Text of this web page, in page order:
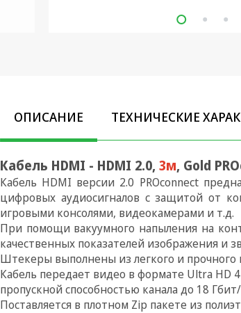
Коммутационное
оборудование и Телефония
Климатическая техника
Электрика
Светотехника
Товары для дома и Бытовая
техника
Компьютерные
комплектующие
ОПИСАНИЕ ТЕХНИЧЕСКИЕ
Кабель HDMI - HDMI 2.0, 3м, Gold
Кабель HDMI версии 2.0 PROconnect
цифровых аудиосигналов с защитой от
игровыми консолями, видеокамерами и т.д.
При помощи вакуумного напыления на
качественных показателей изображения и
Штекеры выполнены из легкого и прочного
Кабель передает видео в формате Ultra HD
пропускной способностью канала до 18
Поставляется в плотном Zip пакете из